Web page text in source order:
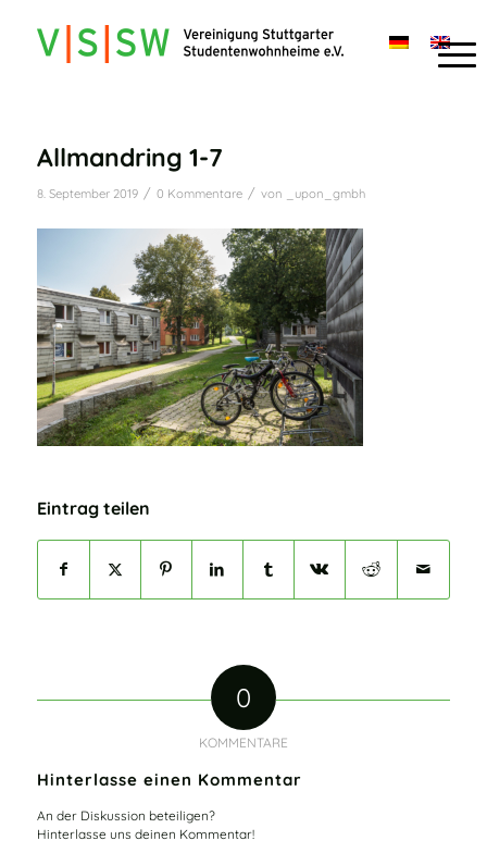
Allmandring 1-7
8. September 2019 / 0 Kommentare / von _upon_gmbh
Eintrag teilen
0
KOMMENTARE
Hinterlasse einen Kommentar
An der Diskussion beteiligen?
Hinterlasse uns deinen Kommentar!